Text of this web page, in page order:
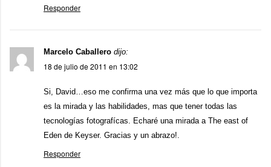
Responder
Marcelo Caballero dijo:
18 de julio de 2011 en 13:02
Si, David…eso me confirma una vez más que lo que importa
es la mirada y las habilidades, mas que tener todas las
tecnologías fotografícas. Echaré una mirada a The east of
Eden de Keyser. Gracias y un abrazo!.
Responder